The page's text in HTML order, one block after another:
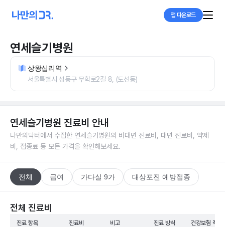
앱 다운로드
연세슬기병원
상왕십리역
서울특별시 성동구 무학로2길 8, (도선동)
연세슬기병원 진료비 안내
나만의닥터에서 수집한 연세슬기병원의 비대면 진료비, 대면 진료비, 약제
비, 접종료 등 모든 가격을 확인해보세요.
전체 급여 가다실 9가 대상포진 예방접종
전체 진료비
진료 항목 진료비 비고 진료 방식 건강보험 적용